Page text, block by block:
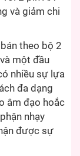
và giảm chi
theo bộ 2
một đầu
nhiều sự lựa
đa dạng
âm đạo hoắc
nhạy
được sự